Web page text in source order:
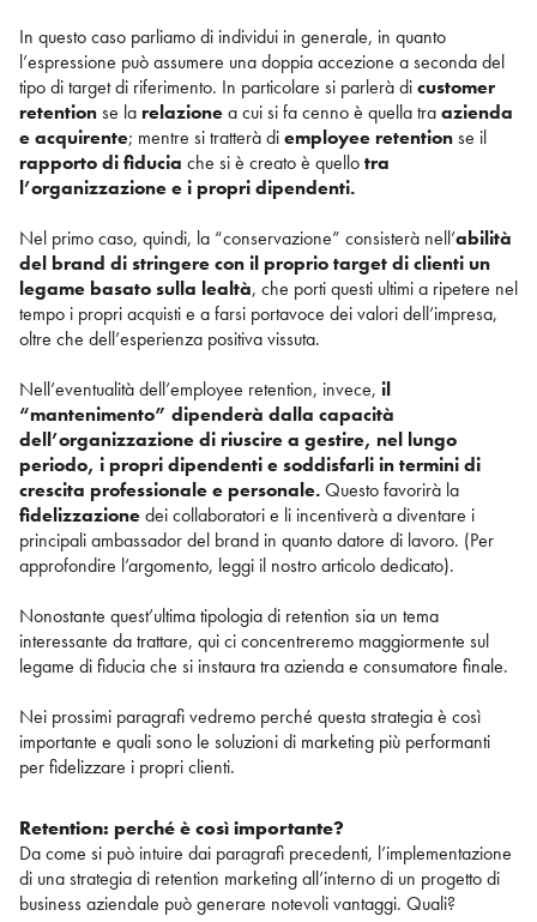
In questo caso parliamo di individui in generale, in quanto
l’espressione può assumere una doppia accezione a seconda del
tipo di target di riferimento. In particolare si parlerà dicustomer
retentionse larelazionea cui si fa cenno è quella traazienda
e acquirente; mentre si tratterà diemployee retentionse il
rapporto di fiducia che si è creato è quellotra
l’organizzazione e i propri dipendenti.
Nel primo caso, quindi, la “conservazione” consisterà nell’abilità
del brand di stringere con il proprio target di clienti un
legame basato sulla lealtà, che porti questi ultimi a ripetere nel
tempo i propri acquisti e a farsi portavoce dei valori dell’impresa,
oltre che dell’esperienza positiva vissuta.
Nell’eventualità dell’employee retention, invece, il
“mantenimento” dipenderà dalla capacità
dell’organizzazione di riuscire a gestire, nel lungo
periodo, i propri dipendenti e soddisfarli in termini di
crescita professionale e personale.Questo favorirà la
fidelizzazionedei collaboratori e li incentiverà a diventare i
principali ambassador del brand in quanto datore di lavoro. (Per
approfondire l’argomento, leggi il nostro articolo dedicato).
Nonostante quest’ultima tipologia di retention sia un tema
interessante da trattare, qui ci concentreremo maggiormente sul
legame di fiducia che si instaura tra azienda e consumatore finale.
Nei prossimi paragrafi vedremo perché questa strategia è così
importante e quali sono le soluzioni di marketing più performanti
per fidelizzare i propri clienti.
Retention: perché è così importante?
Da come si può intuire dai paragrafi precedenti, l’implementazione
di una strategia di retention marketing all’interno di un progetto di
business aziendale può generare notevoli vantaggi. Quali?